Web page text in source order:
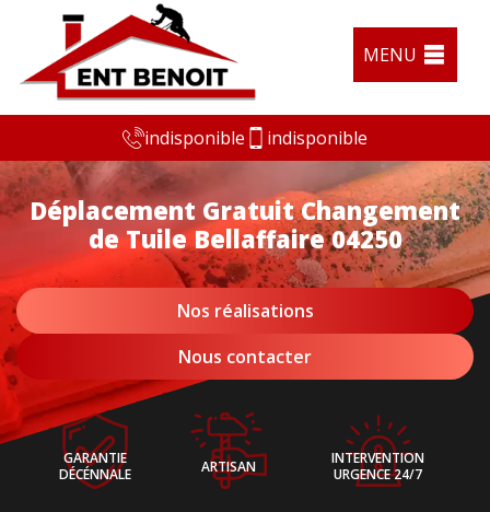
MENU
indisponible indisponible
Déplacement Gratuit Changement
de Tuile Bellaffaire 04250
Nos réalisations
Nous contacter
GARANTIE
DÉCÉNNALE
ARTISAN
INTERVENTION
URGENCE 24/7